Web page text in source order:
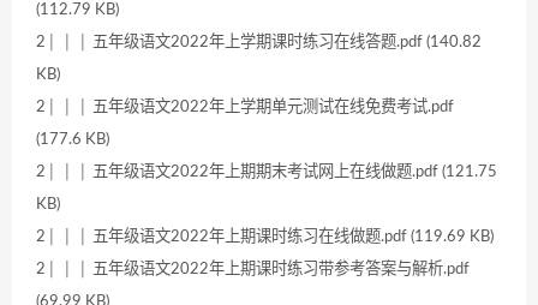
(112.79 KB)
2│ │ │ 五年级语文2022年上学期课时练习在线答题.pdf (140.82
KB)
2│ │ │ 五年级语文2022年上学期单元测试在线免费考试.pdf
(177.6 KB)
2│ │ │ 五年级语文2022年上期期末考试网上在线做题.pdf (121.75
KB)
2│ │ │ 五年级语文2022年上期课时练习在线做题.pdf (119.69 KB)
2│ │ │ 五年级语文2022年上期课时练习带参考答案与解析.pdf
(69.99 KB)